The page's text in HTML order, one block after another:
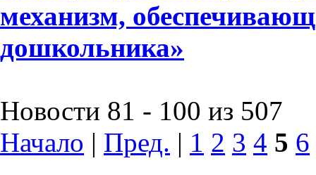
механизм,
дошкольника»
Новости 81 - 100 из 507
Начало | Пред. | 1 2 3 4 5 6